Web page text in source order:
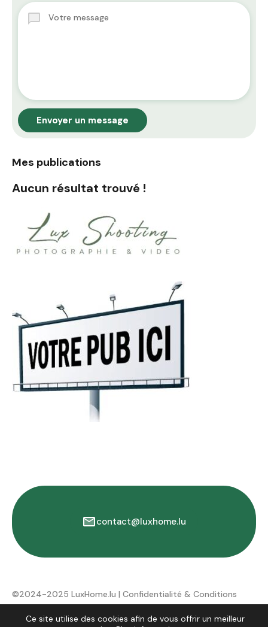
Envoyer un message
Mes publications
Aucun résultat trouvé !
contact@luxhome.lu
©2024-2025 LuxHome.lu | Confidentialité & Conditions
d'utilisation
Ce site utilise des cookies afin de vous offrir un meilleur